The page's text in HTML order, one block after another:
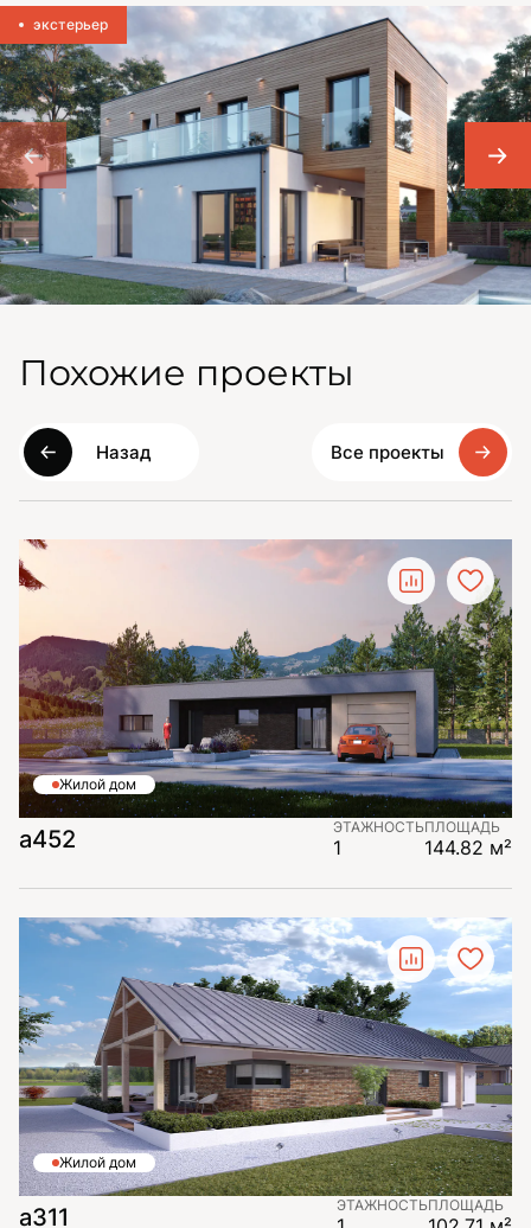
экстерьер
Похожие проекты
Назад Все проекты
Жилой дом
а452 ЭТАЖНОСТЬ
1
ПЛОЩАДЬ
144.82 м²
Жилой дом
а311 ЭТАЖНОСТЬПЛОЩАДЬ